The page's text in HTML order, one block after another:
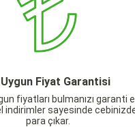
Uygun Fiyat Garantisi
fiyatları bulmanızı garanti
indirimler sayesinde
para çıkar.